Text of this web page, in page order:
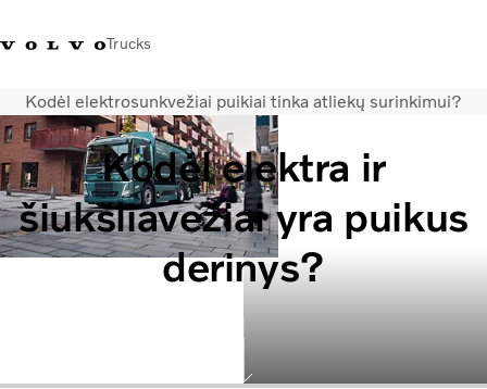
Trucks
+ 370 610 19991 Volvo Trucks parduotuvė PrisijungtiLietuva
Transporto sprendimai
Sunkvežimiai
Paslaugos
Kodėl elektrosunkvežiai puikiai tinka atliekų surinkimui?
Kodėl elektra ir
šiukšliavežiai yra puikus
derinys?